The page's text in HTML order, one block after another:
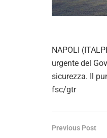
NAPOLI
urgente del
sicurezza. Il
fsc/gtr
Previous Post